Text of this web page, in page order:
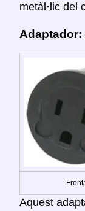
metàl·lic del
Adaptador:
Aquest